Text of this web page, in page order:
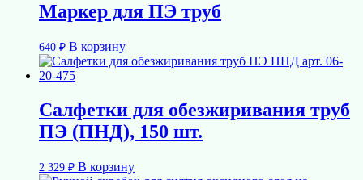
Маркер для ПЭ труб
640 ₽ В корзину
Салфетки для обезжиривания труб
ПЭ (ПНД), 150 шт.
2 329 ₽ В корзину